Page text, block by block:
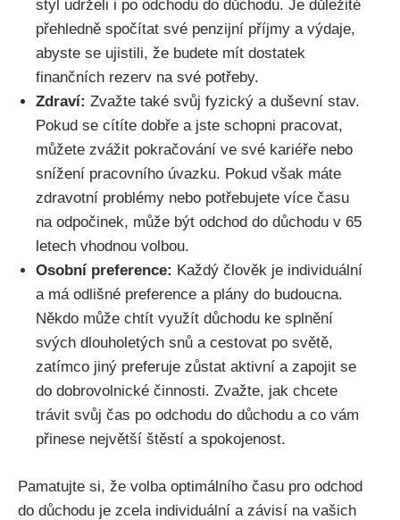
styl udrželi i po odchodu do důchodu. Je důležité
přehledně spočítat své penzijní příjmy a výdaje,
abyste se ujistili, že budete mít dostatek
finančních rezerv na své potřeby.
Zdraví: Zvažte také svůj fyzický a duševní stav.
Pokud se cítíte dobře a jste schopni pracovat,
můžete zvážit pokračování ve své kariéře nebo
snížení pracovního úvazku. Pokud však máte
zdravotní problémy nebo potřebujete více času
na odpočinek, může být odchod do důchodu v 65
letech vhodnou volbou.
Osobní preference: Každý člověk je individuální
a má odlišné preference a plány do budoucna.
Někdo může chtít využít důchodu ke splnění
svých dlouholetých snů a cestovat po světě,
zatímco jiný preferuje zůstat aktivní a zapojit se
do dobrovolnické činnosti. Zvažte, jak chcete
trávit svůj čas po odchodu do důchodu a co vám
přinese největší štěstí a spokojenost.
Pamatujte si, že volba optimálního času pro odchod
do důchodu je zcela individuální a závisí na vašich